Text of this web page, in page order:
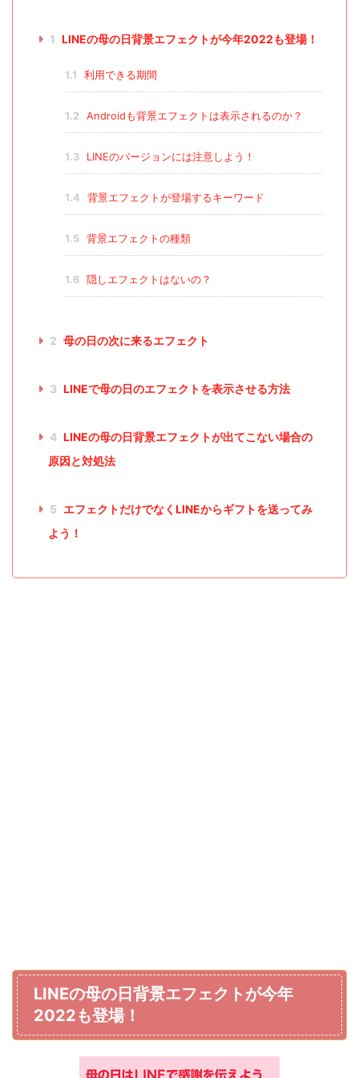
1 LINEの母の日背景エフェクトが今年2022も登場！
1.1 利用できる期間
1.2 Androidも背景エフェクトは表示されるのか？
1.3 LINEのバージョンには注意しよう！
1.4 背景エフェクトが登場するキーワード
1.5 背景エフェクトの種類
1.6 隠しエフェクトはないの？
2 母の日の次に来るエフェクト
3 LINEで母の日のエフェクトを表示させる方法
4 LINEの母の日背景エフェクトが出てこない場合の
原因と対処法
5 エフェクトだけでなくLINEからギフトを送ってみ
よう！
LINEの母の日背景エフェクトが今年
2022も登場！